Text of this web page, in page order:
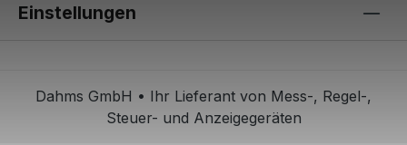
Einstellungen
Dahms GmbH • Ihr Lieferant von Mess-, Regel-,
Steuer- und Anzeigegeräten